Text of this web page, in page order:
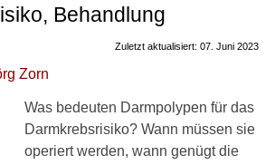
Behandlung
Zuletzt aktualisiert: 07. Juni 2023
Zorn
Was bedeuten Darmpolypen für das
Darmkrebsrisiko? Wann müssen sie
operiert werden, wann genügt die
aus
Darmkrebs?